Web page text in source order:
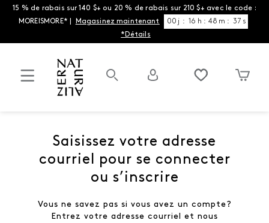
15 % de rabais sur 140 $+ ou 20 % de rabais sur 210 $+ avec le code :
MOREISMORE* |
Magasinez maintenant 00 j : 16 h : 48 m : 37 s
*Détails
Saisissez votre adresse
courriel pour se connecter
ou s’inscrire
Vous ne savez pas si vous avez un compte?
Entrez votre adresse courriel et nous